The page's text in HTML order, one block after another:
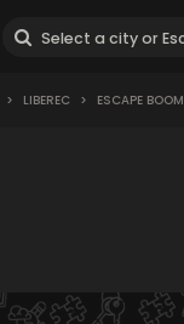
> LIBEREC > ESCAPE BOOM